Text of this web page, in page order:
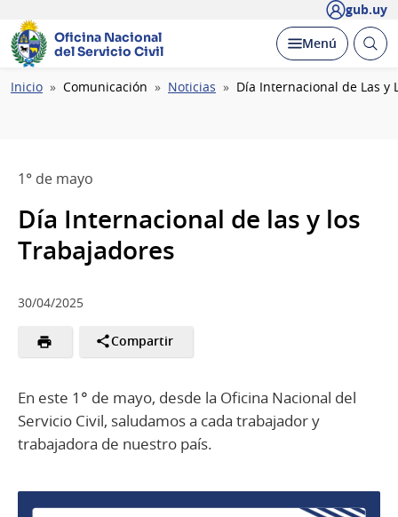
gub.uy
Oficina Nacional
del Servicio Civil
Desplegar
Menú Abrir
Ruta
Inicio Comunicación Noticias Día Internacional de Las y
1° de mayo
Día Internacional de las y los
Trabajadores
30/04/2025
Compartir
En este 1° de mayo, desde la Oficina Nacional del
Servicio Civil, saludamos a cada trabajador y
trabajadora de nuestro país.